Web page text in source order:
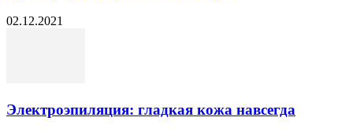
02.12.2021
Электроэпиляция: гладкая кожа навсегда